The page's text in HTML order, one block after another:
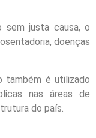
sem justa causa, o
doenças
também é utilizado
nas áreas de
do país.